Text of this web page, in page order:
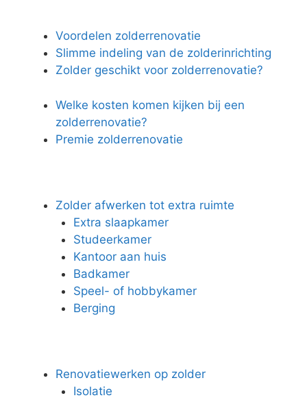
Voordelen zolderrenovatie
Slimme indeling van de zolderinrichting
Zolder geschikt voor zolderrenovatie?
Welke kosten komen kijken bij een
zolderrenovatie?
Premie zolderrenovatie
Zolder afwerken tot extra ruimte
Extra slaapkamer
Studeerkamer
Kantoor aan huis
Badkamer
Speel- of hobbykamer
Berging
Renovatiewerken op zolder
Isolatie